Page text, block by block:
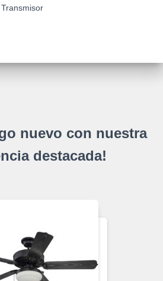
nuevo con nuestra
destacada!